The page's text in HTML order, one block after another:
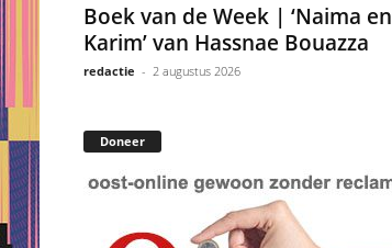
Boek van de Week | ‘Naima en
Karim’ van Hassnae Bouazza
redactie - 2 augustus 2026
Doneer